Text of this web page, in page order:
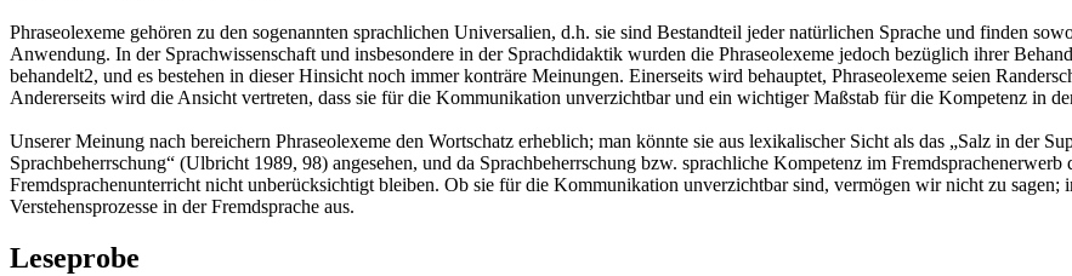
Phraseolexeme gehören zu den sogenannten sprachlichen Universalien, d.h. sie sind Bestandteil jeder natürlichen Sprache und finden
Anwendung. In der Sprachwissenschaft und insbesondere in der Sprachdidaktik wurden die Phraseolexeme jedoch bezüglich ihrer
behandelt2, und es bestehen in dieser Hinsicht noch immer konträre Meinungen. Einerseits wird behauptet, Phraseolexeme seien
Andererseits wird die Ansicht vertreten, dass sie für die Kommunikation unverzichtbar und ein wichtiger Maßstab für die Kompetenz in
Unserer Meinung nach bereichern Phraseolexeme den Wortschatz erheblich; man könnte sie aus lexikalischer Sicht als das „Salz in der
Sprachbeherrschung“ (Ulbricht 1989, 98) angesehen, und da Sprachbeherrschung bzw. sprachliche Kompetenz im
Fremdsprachenunterricht nicht unberücksichtigt bleiben. Ob sie für die Kommunikation unverzichtbar sind, vermögen wir nicht zu sagen;
Verstehensprozesse in der Fremdsprache aus.
Leseprobe